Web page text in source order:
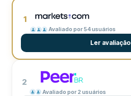
1
Avaliado por 54 usuários
Ler avaliação
2
Avaliado por 2 usuários